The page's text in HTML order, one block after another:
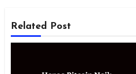
Related Post